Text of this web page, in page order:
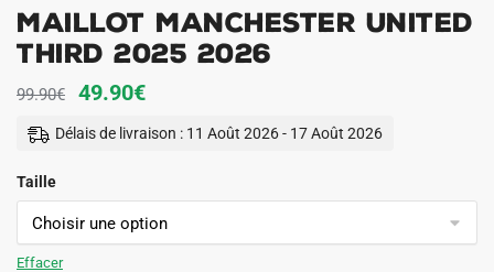
Maillot Manchester United
Third 2025 2026
99.90€
Le
prix
99.90€.
49.90€Le
prix
49.90€.
Délais de livraison : 11 Août 2026 - 17 Août 2026
Taille
Effacer